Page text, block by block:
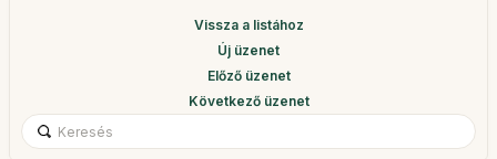
Vissza a listához
Új üzenet
Előző üzenet
Következő üzenet